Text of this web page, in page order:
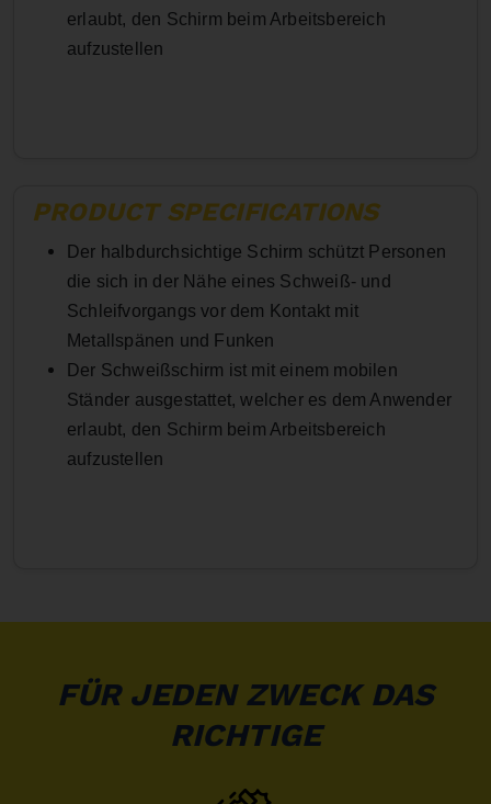
erlaubt, den Schirm beim Arbeitsbereich
aufzustellen
PRODUCT SPECIFICATIONS
Der halbdurchsichtige Schirm schützt Personen
die sich in der Nähe eines Schweiß- und
Schleifvorgangs vor dem Kontakt mit
Metallspänen und Funken
Der Schweißschirm ist mit einem mobilen
Ständer ausgestattet, welcher es dem Anwender
erlaubt, den Schirm beim Arbeitsbereich
aufzustellen
FÜR JEDEN ZWECK DAS
RICHTIGE